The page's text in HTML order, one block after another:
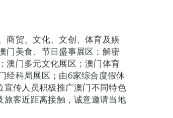
商贸、文化、文创、体育及娱
门美食、节日盛事展区；解密
澳门多元文化展区；澳门体育
经科局展区；由6家综合度假休
宣传人员积极推广澳门不同特色
旅客近距离接触，诚意邀请当地